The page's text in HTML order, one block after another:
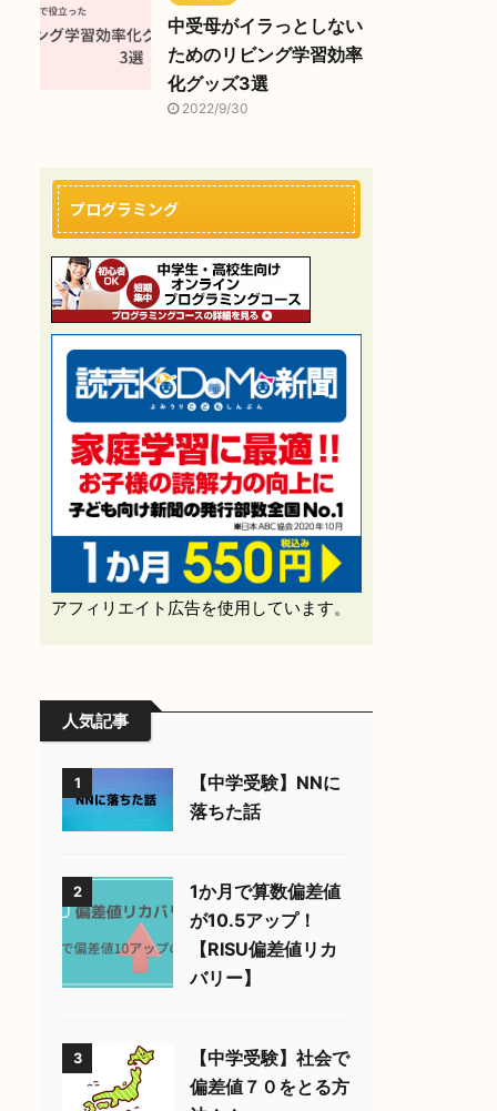
中受母がイラっとしない
ためのリビング学習効率
化グッズ3選
2022/9/30
プログラミング
アフィリエイト広告を使用しています。
人気記事
1
【中学受験】NNに
落ちた話
2
1か月で算数偏差値
が10.5アップ！
【RISU偏差値リカ
バリー】
3
【中学受験】社会で
偏差値７０をとる方